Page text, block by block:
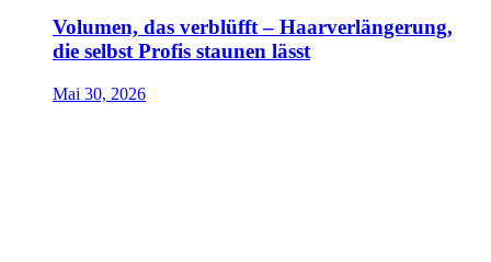
Volumen, das verblüfft – Haarverlängerung,
die selbst Profis staunen lässt
Mai 30, 2026